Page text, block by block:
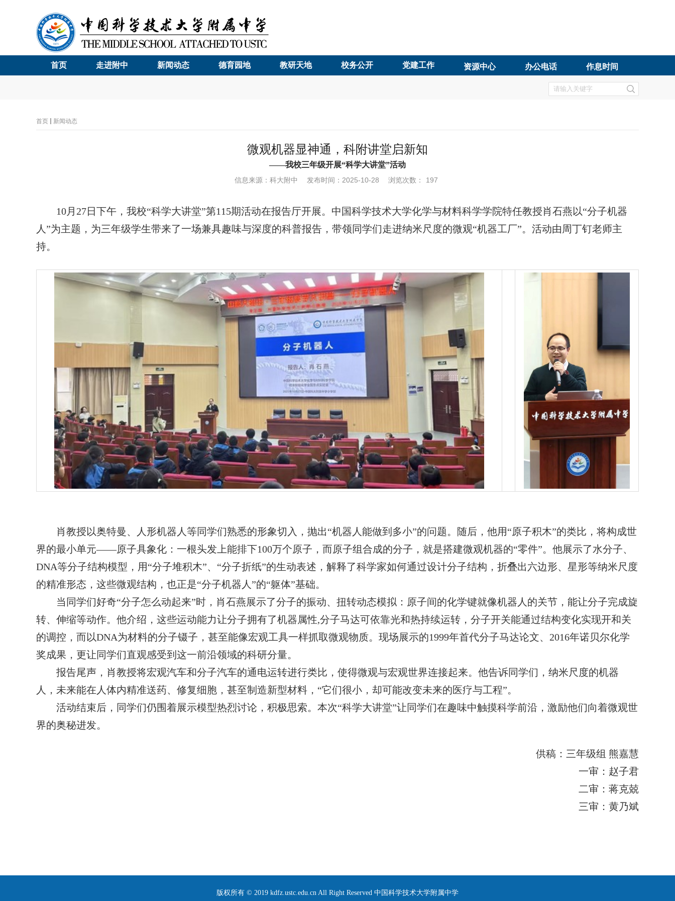
首页 走进附中 新闻动态 德育园地 教研天地 校务公开 党建工作 资源中心 办公电话 作息时间
首页 新闻动态
微观机器显神通，科附讲堂启新知
——我校三年级开展“科学大讲堂”活动
信息来源：科大附中 发布时间：2025-10-28 浏览次数： 197
10月 27日下午，我校“科学大讲堂”第115期活动在报告厅开展。中国科学技术大学化学与材料科学学院特任教授肖石燕以“分子机器
人”为主题，为三年级学生带来了一场兼具趣味与深度的科普报告，带领同学们走进纳米尺度的微观“机器工厂”。活动由周丁钉老师主
持。
肖教授以奥特曼、人形机器人等同学们熟悉的形象切入，抛出“机器人能做到多小”的问题。随后，他用“原子积木”的类比，将构成世
界的最小单元——原子具象化：一根头发上能排下100万个原子，而原子组合成的分子，就是搭建微观机器的“零件”。他展示了水分子、
DNA等分子结构模型，用“分子堆积木”、“分子折纸”的生动表述，解释了科学家如何通过设计分子结构，折叠出六边形、星形等纳米尺度
的精准形态，这些微观结构，也正是“分子机器人”的“躯体”基础。
当同学们好奇“分子怎么动起来”时，肖石燕展示了分子的振动、扭转动态模拟：原子间的化学键就像机器人的关节，能让分子完成旋
转、伸缩等动作。他介绍，这些运动能力让分子拥有了机器属性,分子马达可依靠光和热持续运转，分子开关能通过结构变化实现开和关
的调控，而以DNA为材料的分子镊子，甚至能像宏观工具一样抓取微观物质。现场展示的1999年首代分子马达论文、 2016年诺贝尔化学
奖成果，更让同学们直观感受到这一前沿领域的科研分量。
报告尾声，肖教授将宏观汽车和分子汽车的通电运转进行类比，使得微观与宏观世界连接起来。他告诉同学们，纳米尺度的机器
人，未来能在人体内精准送药、修复细胞，甚至制造新型材料，“它们很小，却可能改变未来的医疗与工程”。
活动结束后，同学们仍围着展示模型热烈讨论，积极思索。本次“科学大讲堂”让同学们在趣味中触摸科学前沿，激励他们向着微观世
界的奥秘进发。
供稿：三年级组 熊嘉慧
一审：赵子君
二审：蒋克兢
三审：黄乃斌
版权所有 © 2019 kdfz.ustc.edu.cn All Right Reserved 中国科学技术大学附属中学